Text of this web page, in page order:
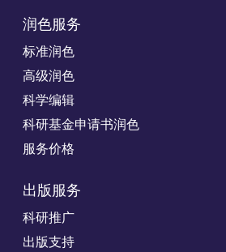
润色服务
标准润色
高级润色
科学编辑
科研基金申请书润色
服务价格
出版服务
科研推广
出版支持